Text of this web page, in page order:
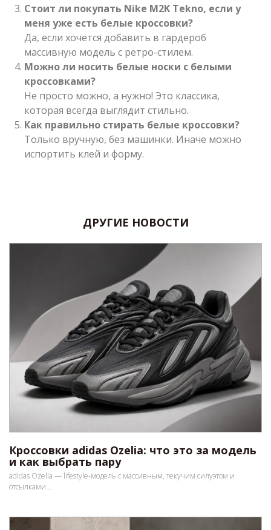
Стоит ли покупать Nike M2K Tekno, если у
меня уже есть белые кроссовки?
Да, если хочется добавить в гардероб
массивную модель с ретро-стилем.
Можно ли носить белые носки с белыми
кроссовками?
Не просто можно, а нужно! Это классика,
которая всегда выглядит стильно.
Как правильно стирать белые кроссовки?
Только вручную, без машинки. Иначе можно
испортить клей и форму.
ДРУГИЕ НОВОСТИ
Кроссовки adidas Ozelia: что это за модель
и как выбрать пару
adidas Ozelia — lifestyle-модель с массивным, текучим силуэтом и
отсылками...